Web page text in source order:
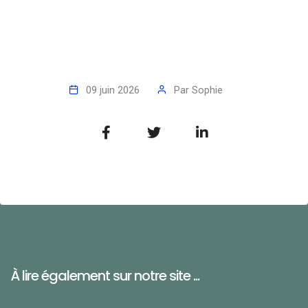
09 juin 2026 Par Sophie
À lire également sur notre site ...